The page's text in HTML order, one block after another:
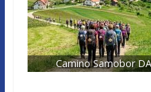
Camino Samobor